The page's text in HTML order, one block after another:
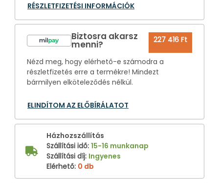
RÉSZLETFIZETÉSI INFORMÁCIÓK
Biztosra akarsz
menni? 227 416 Ft
Nézd meg, hogy elérhető-e számodra a
részletfizetés erre a termékre! Mindezt
bármilyen elköteleződés nélkül.
ELINDÍTOM AZ ELŐBÍRÁLATOT
Házhozszállítás
Szállítási idő: 15-16 munkanap
Szállítási díj: Ingyenes
Elérhető: 0 db